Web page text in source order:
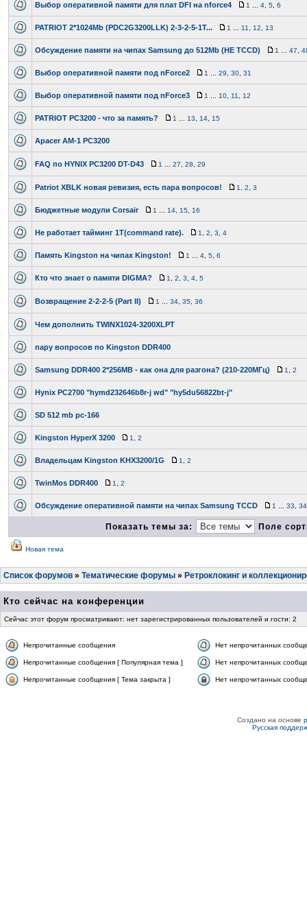
Выбор оперативной памяти для плат DFI на nforce4 1 4 5 6
PATRIOT 2*1024Mb (PDC2G3200LLK) 2-3-2-5-1Т... 1 11 12 13
Обсуждение памяти на чипах Samsung до 512Mb (НЕ TCCD) 1 47
Выбор оперативной памяти под nForce2 1 29 30 31
Выбор оперативной памяти под nForce3 1 10 11 12
PATRIOT PC3200 - что за память? 1 13 14 15
Apacer AM-1 PC3200
FAQ по HYNIX PC3200 DT-D43 1 27 28 29
Patriot XBLK новая ревизия, есть пара вопросов! 1 2 3
Бюджетные модули Corsair 1 14 15 16
Не работает тайминг 1T(command rate). 1 2 3 4
Память Kingston на чипах Kingston! 1 4 5 6
Кто что знает о памяти DIGMA? 1 2 3 4 5
Возвращение 2-2-2-5 (Part II) 1 34 35 36
Чем дополнить TWINX1024-3200XLPT
пару вопросов по Kingston DDR400
Samsung DDR400 2*256МВ - как она для разгона? (210-220МГц) 1 2
Hynix PC2700 "hymd232646b8r-j wd" "hy5du56822bt-j"
SD 512 mb pc-166
Kingston HyperX 3200 1 2
Владельцам Kingston KHX3200/1G 1 2
TwinMos DDR400 1 2
Обсуждение оперативной памяти на чипах Samsung TCCD 1 33 34
Показать темы за: Поле
Новая тема
Список форумов » Тематические форумы » Ретроклокинг и
Кто сейчас на конференции
Сейчас этот форум просматривают: нет зарегистрированных пользователей и гости: 2
Непрочитанные сообщения Нет непрочитанных
Непрочитанные сообщения [ Популярная тема ] Нет непрочитанных
Непрочитанные сообщения [ Тема закрыта ] Нет непрочитанных
Создано на основе
Русская